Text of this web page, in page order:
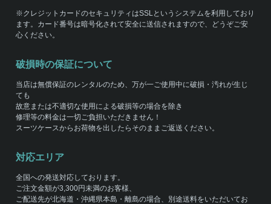
※クレジットカードのセキュリティはSSLというシステムを利用しており
ます。カード番号は暗号化されて安全に送信されますので、どうぞご安
心ください。
破損時の保証について
当店は無償保証のレンタルのため、万が一ご使用中に破損・汚れが生じ
ても
故意または不適切な使用による破損等の場合を除き
修理等の料金は一切ご負担いただきません！
スーツケースからお荷物を出したらそのままご返送ください。
対応エリア
全国への発送対応しております。
ご注文金額が3,300円未満のお客様、
ご配送先が北海道・沖縄県本島・離島の場合、別途送料をいただいてお